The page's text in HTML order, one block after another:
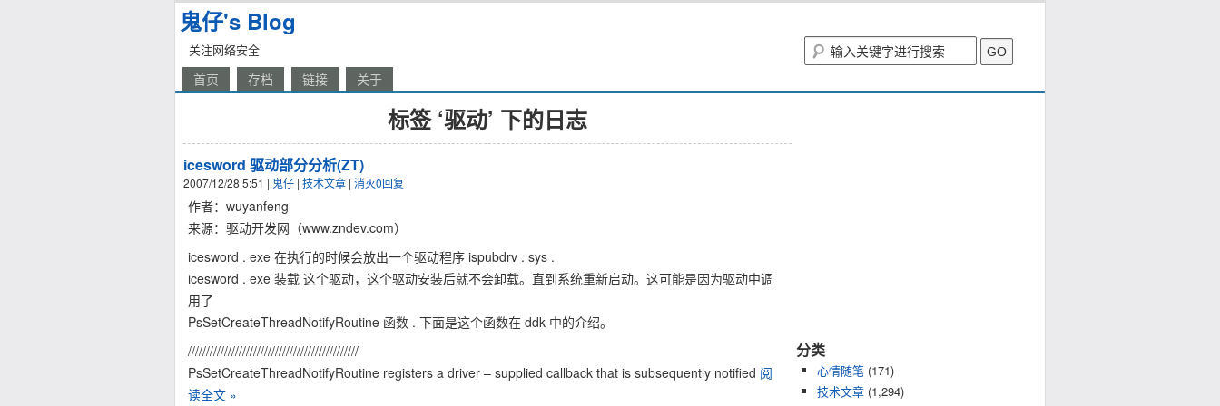
鬼仔's Blog
关注网络安全
首页 存档 链接 关于
标签 ‘驱动’ 下的日志
icesword 驱动部分分析(ZT)
2007/12/28 5:51 | 鬼仔 | 技术文章 | 消灭0回复
作者：wuyanfeng
来源：驱动开发网（www.zndev.com）
icesword . exe 在执行的时候会放出一个驱动程序 ispubdrv . sys .
icesword . exe 装载 这个驱动，这个驱动安装后就不会卸载。直到系统重新启动。这可能是因为驱动中调
用了
PsSetCreateThreadNotifyRoutine 函数 . 下面是这个函数在 ddk 中的介绍。
///////////////////////////////////////////////
PsSetCreateThreadNotifyRoutine registers a driver – supplied callback that is subsequently notified 阅
读全文 »
分类
心情随笔 (171)
技术文章 (1,294)